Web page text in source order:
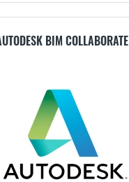
BIM COLLABORATE